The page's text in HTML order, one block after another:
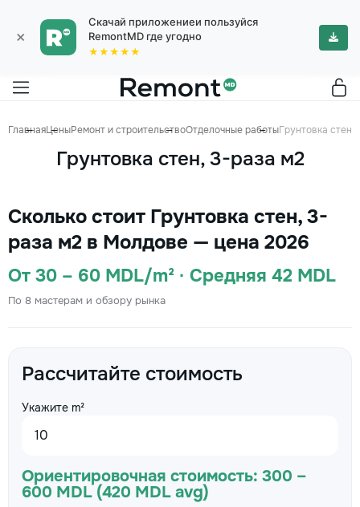
×
Скачай приложениеи пользуйся
RemontMD где угодно
★★★★★
ГлавнаяЦеныРемонт и строительствоОтделочные работыГрунтовка стен,
Грунтовка стен, 3-раза м2
Сколько стоит Грунтовка стен, 3-
раза м2 в Молдове — цена 2026
От 30 – 60 MDL/m² · Средняя 42 MDL
По 8 мастерам и обзору рынка
Рассчитайте стоимость
Укажите m²
Ориентировочная стоимость: 300 –
600 MDL (420 MDL avg)